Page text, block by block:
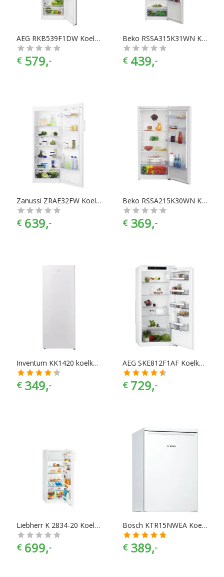
AEG RKB539F1DW Koelkast zonder vriesvak
€ 579,-
Beko RSSA315K31WN Koelkast zonder vriesvak
€ 439,-
Zanussi ZRAE32FW Koelkast zonder vriesvak
€ 639,-
Beko RSSA215K30WN Koelkast zonder vriesvak
€ 369,-
Inventum KK1420 koelkast
€ 349,-
AEG SKE812F1AF Koelkast zonder vriesvak
€ 729,-
Liebherr K 2834-20 Koelkast
€ 699,-
Bosch KTR15NWEA Koelkast zonder vriesvak
€ 389,-